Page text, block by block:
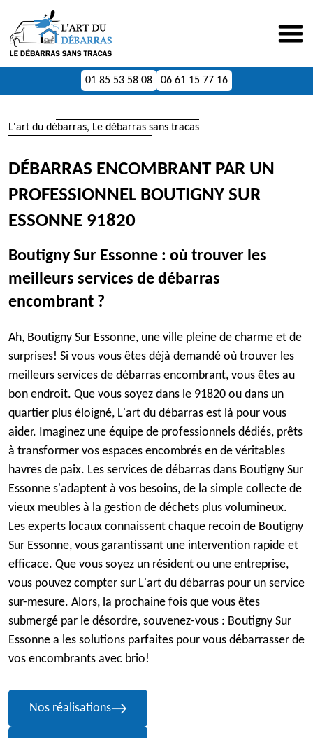
01 85 53 58 08 06 61 15 77 16
L'art du débarras, Le débarras sans tracas
DÉBARRAS ENCOMBRANT PAR UN
PROFESSIONNEL BOUTIGNY SUR
ESSONNE 91820
Boutigny Sur Essonne : où trouver les
meilleurs services de débarras
encombrant ?
Ah, Boutigny Sur Essonne, une ville pleine de charme et de
surprises! Si vous vous êtes déjà demandé où trouver les
meilleurs services de débarras encombrant, vous êtes au
bon endroit. Que vous soyez dans le 91820 ou dans un
quartier plus éloigné, L'art du débarras est là pour vous
aider. Imaginez une équipe de professionnels dédiés, prêts
à transformer vos espaces encombrés en de véritables
havres de paix. Les services de débarras dans Boutigny Sur
Essonne s'adaptent à vos besoins, de la simple collecte de
vieux meubles à la gestion de déchets plus volumineux.
Les experts locaux connaissent chaque recoin de Boutigny
Sur Essonne, vous garantissant une intervention rapide et
efficace. Que vous soyez un résident ou une entreprise,
vous pouvez compter sur L'art du débarras pour un service
sur-mesure. Alors, la prochaine fois que vous êtes
submergé par le désordre, souvenez-vous : Boutigny Sur
Essonne a les solutions parfaites pour vous débarrasser de
vos encombrants avec brio!
Nos réalisations